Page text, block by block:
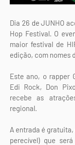
Dia 26 de JUNHO
Hop Festival. O
maior festival de
edição, com nomes
Este ano, o rapper
Edi Rock, Don
recebe as
regional.
A entrada é
perecível) que